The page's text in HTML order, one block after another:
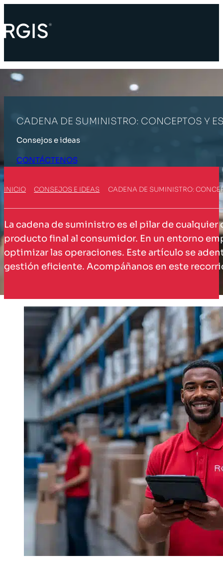
CADENA DE SUMINISTRO: CONCEPTOS Y
Consejos e ideas
CONTÁCTENOS
INICIO CONSEJOS E IDEAS CADENA DE SUMINISTRO:
La cadena de suministro es el pilar de
producto final al consumidor. En un entorno
optimizar las operaciones. Este artículo se
gestión eficiente. Acompáñanos en este